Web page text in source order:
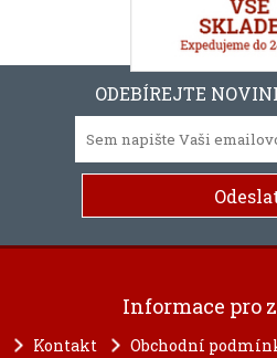
ODEBÍREJTE
Informace pro
Kontakt
Obchodní